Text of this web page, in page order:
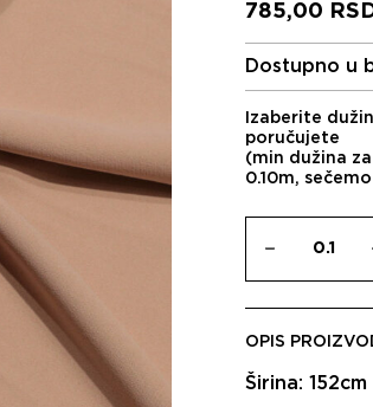
785,00
Dostupno u
Izaberite
poručujete
(min dužina
0.10m,
OPIS
Širina: 152cm